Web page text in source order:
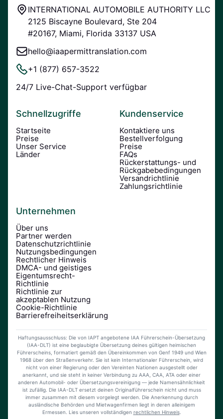
INTERNATIONAL AUTOMOBILE AUTHORITY LLC
2125 Biscayne Boulevard, Ste 204
#20167, Miami, Florida 33137 USA
hello@iaapermittranslation.com
+1 (877) 657-3522
24/7 Live-Chat-Support verfügbar
Schnellzugriffe
Startseite
Preise
Unser Service
Länder
Kundenservice
Kontaktiere uns
Bestellverfolgung
Preise
FAQs
Rückerstattungs- und
Rückgabebedingungen
Versandrichtlinie
Zahlungsrichtlinie
Unternehmen
Über uns
Partner werden
Datenschutzrichtlinie
Nutzungsbedingungen
Rechtlicher Hinweis
DMCA- und geistiges
Eigentumsrecht-
Richtlinie
Richtlinie zur
akzeptablen Nutzung
Cookie-Richtlinie
Barrierefreiheitserklärung
Haftungsausschluss: Die von IAPT angebotene IAA Führerschein-Übersetzung
(IAA-DLT) ist eine beglaubigte Übersetzung deines gültigen heimischen
Führerscheins, formatiert gemäß den Übereinkommen von Genf 1949 und Wien
1968 über den Straßenverkehr. Sie ist kein Internationaler Führerschein, wird
nicht von einer Regierung oder den Vereinten Nationen ausgestellt oder
anerkannt, und sie steht in keiner Verbindung zu AAA, CAA, ATA oder einer
anderen Automobil- oder Übersetzungsvereinigung — jede Namensähnlichkeit
ist zufällig. Die IAA-DLT ersetzt deinen Originalführerschein nicht und muss
immer zusammen mit diesem vorgelegt werden. Die Anerkennung durch
ausländische Behörden und Mietwagenfirmen liegt in deren alleinigem
Ermessen. Lies unseren vollständigen rechtlichen Hinweis.